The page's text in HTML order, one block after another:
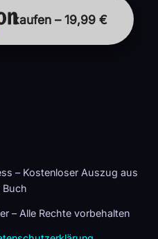
kaufen – 19,99 €
– Kostenloser Auszug aus
Buch
– Alle Rechte vorbehalten